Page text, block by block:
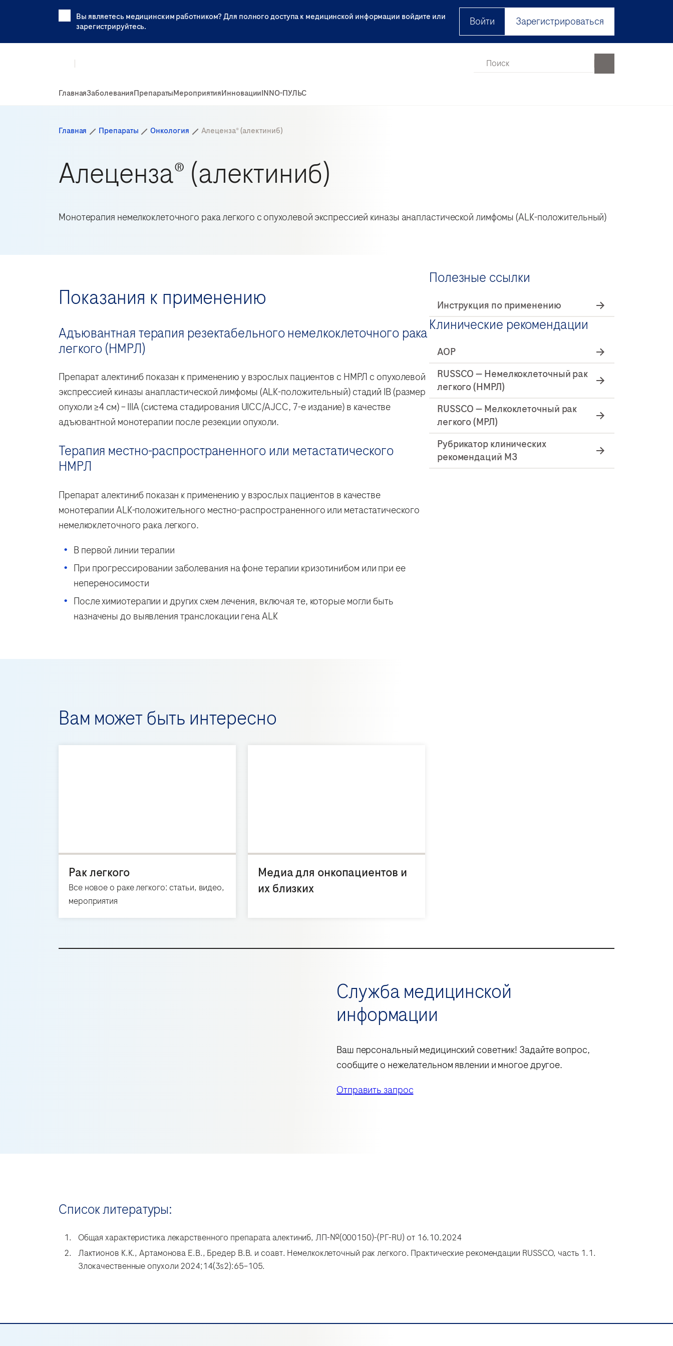
Вы являетесь медицинским работником? Для полного доступа к медицинской информации войдите или
зарегистрируйтесь.
Войти Зарегистрироваться
ГлавнаяЗаболеванияПрепаратыМероприятияИнновацииINNO-ПУЛЬС
Главная Препараты Онкология Алеценза® (алектиниб)
Алеценза® (алектиниб)
Монотерапия немелкоклеточного рака легкого с опухолевой экспрессией киназы анапластической лимфомы (ALK-положительный)
Показания к применению
Адъювантная терапия резектабельного немелкоклеточного рака
легкого (НМРЛ)
Препарат алектиниб показан к применению у взрослых пациентов с НМРЛ с опухолевой
экспрессией киназы анапластической лимфомы (ALK-положительный) стадий IB (размер
опухоли ≥4 см) – IIIA (система стадирования UICC/AJCC, 7-е издание) в качестве
адъювантной монотерапии после резекции опухоли.
Терапия местно-распространенного или метастатического
НМРЛ
Препарат алектиниб показан к применению у взрослых пациентов в качестве
монотерапии ALK-положительного местно-распространенного или метастатического
немелкоклеточного рака легкого.
В первой линии терапии
При прогрессировании заболевания на фоне терапии кризотинибом или при ее
непереносимости
После химиотерапии и других схем лечения, включая те, которые могли быть
назначены до выявления транслокации гена ALK
Полезные ссылки
Инструкция по применению
Клинические рекомендации
АОР
RUSSCO — Немелкоклеточный рак
легкого (НМРЛ)
RUSSCO — Мелкоклеточный рак
легкого (МРЛ)
Рубрикатор клинических
рекомендаций МЗ
Вам может быть интересно
Рак легкого
Все новое о раке легкого: статьи, видео,
мероприятия
Медиа для онкопациентов и
их близких
Служба медицинской
информации
Ваш персональный медицинский советник! Задайте вопрос,
сообщите о нежелательном явлении и многое другое.
Отправить запрос
Список литературы:
Общая характеристика лекарственного препарата алектиниб, ЛП-№(000150)-(РГ-RU) от 16.10.2024
Лактионов К.К., Артамонова Е.В., Бредер В.В. и соавт. Немелкоклеточный рак легкого. Практические рекомендации RUSSCO, часть 1.1.
Злокачественные опухоли 2024;14(3s2):65–105.